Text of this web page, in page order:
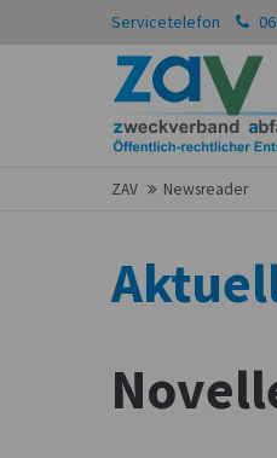
Servicetelefon
ZAV Newsreader